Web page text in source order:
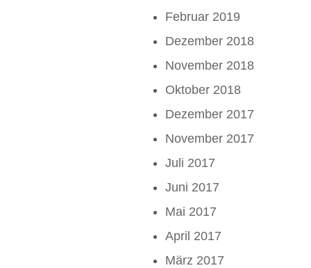
Februar 2019
Dezember 2018
November 2018
Oktober 2018
Dezember 2017
November 2017
Juli 2017
Juni 2017
Mai 2017
April 2017
März 2017